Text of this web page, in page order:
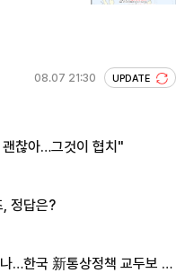
08.07 21:30 UPDATE
찮아…그것이 협치"
정답은?
…한국 新통상정책 교두보 활